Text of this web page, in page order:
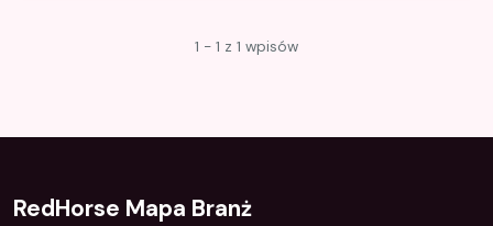
1 - 1 z 1 wpisów
RedHorse Mapa Branż